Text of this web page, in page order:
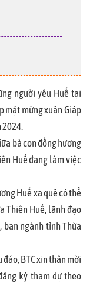
người yêu Huế tại
mặt mừng xuân Giáp
2024.
bà con đồng hương
Huế đang làm việc
Huế xa quê có thể
Thiên Huế, lãnh đạo
ban ngành tỉnh Thừa
BTC xin thân mời
ký tham dự theo